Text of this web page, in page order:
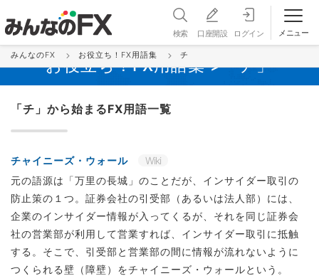
検索 口座開設 ログイン メニュー
お役立ち！FX用語集 >「チ」
みんなのFX お役立ち！FX用語集 チ
「チ」から始まるFX用語一覧
チャイニーズ・ウォール
Wiki
元の語源は「万里の長城」のことだが、インサイダー取引の
防止策の１つ。証券会社の引受部（あるいは法人部）には、
企業のインサイダー情報が入ってくるが、それを同じ証券会
社の営業部が利用して営業すれば、インサイダー取引に抵触
する。そこで、引受部と営業部の間に情報が流れないように
つくられる壁（障壁）をチャイニーズ・ウォールという。